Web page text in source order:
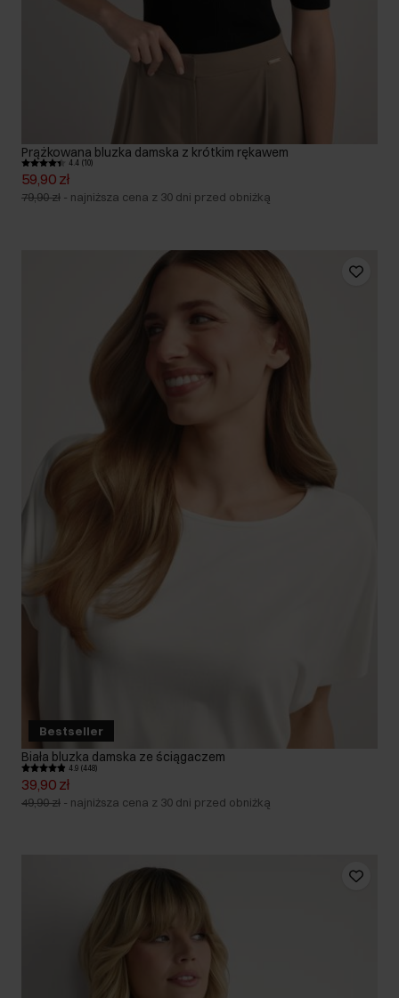
Prążkowana bluzka damska z krótkim rękawem
4.4 (10)
59,90 zł
79,90 zł - najniższa cena z 30 dni przed obniżką
Bestseller
Biała bluzka damska ze ściągaczem
4.9 (448)
39,90 zł
49,90 zł - najniższa cena z 30 dni przed obniżką